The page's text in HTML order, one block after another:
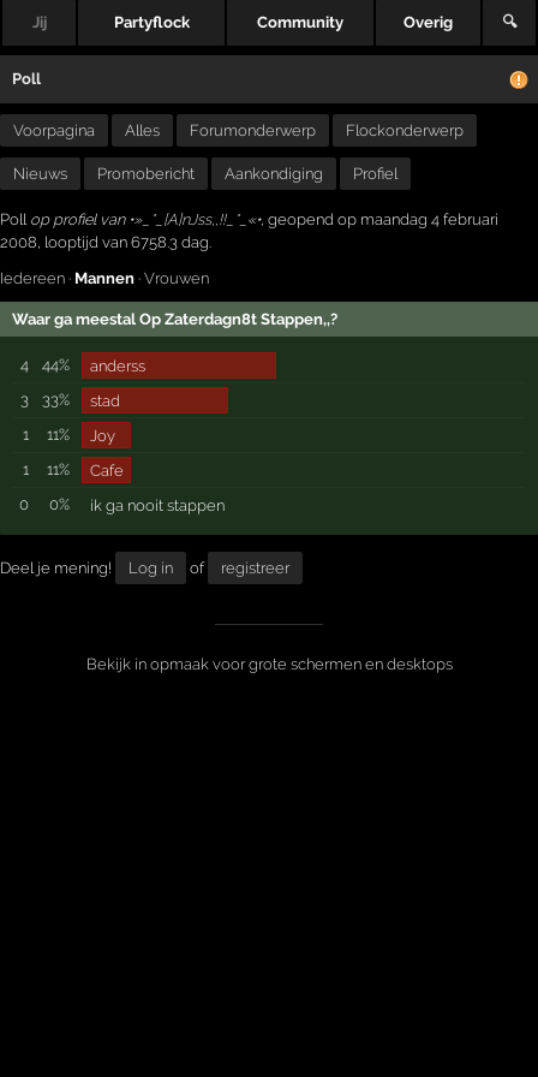
Jij Partyflock Community Overig 🔍
Poll
Voorpagina Alles Forumonderwerp Flockonderwerp
Nieuws Promobericht Aankondiging Profiel
Poll op profiel van •»_*_[A]nJss,,!!_*_«•, geopend op maandag 4 februari
2008, looptijd van 6758.3 dag.
Iedereen · Mannen · Vrouwen
Waar ga meestal Op Zaterdagn8t Stappen,,?
4 44%
anderss
3
33%
stad
1
11%
Joy
1
11%
Cafe
0
0% ik ga nooit stappen
Deel je mening! Log in of registreer
Bekijk in opmaak voor grote schermen en desktops